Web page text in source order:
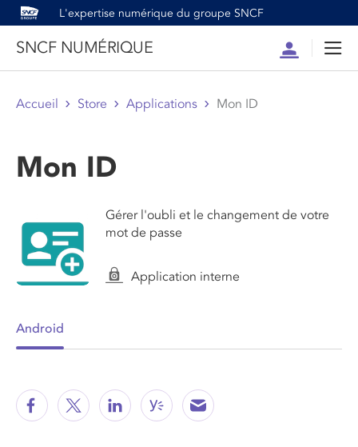
L'expertise numérique du groupe SNCF
SNCF NUMÉRIQUE
Compte
Accueil Store Applications Mon ID
Mon ID
Gérer l'oubli et le changement de votre
mot de passe
Application interne
Android